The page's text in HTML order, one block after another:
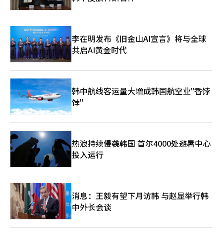
要，但更重要的是他们在哪里停留和消费。如果实现3000万游
客，但大多数仍停留在首尔和首都圈，那么就难以评估旅游业的成
果是否扩展到整个韩国。 游客需要向地方移动，延长住宿时间，
在当地餐馆用餐，消费地方文化和旅游产品。只有这样，游客的增
加才能与地方经济和就业相连接。 人工智能可以缩小地方旅游的
信息差距。它能够找到符合游客偏好的地区，并将交通、住宿、餐
的外国游客可以得到人工智能的个性化旅行指导。 3000万时代的
成功与否，不仅取决于有多少人来到韩国，还取决于他们去哪里、
停留多久以及在哪里消费。 K-文化爱好者转变为韩国游客 韩国拥
有与其他旅游竞争国不同的资产，那就是K-文化。全球人民通过听
韩国音乐、观看电视剧和电影、品尝韩国美食以及使用化妆品与韩
国建立了联系。 现在，旅游业的任务是将这种关注转化为实际的
访问。人工智能可以分析游客的兴趣，将喜欢的内容与相关的地
点、食物、表演、购物和地方旅游连接成一个旅行。 从向所有人
推广同样的韩国，转变为展示每个人想看到的韩国。将K-文化的粉
丝转化为韩国游客，并将这些游客从首尔扩展到地方，是3000万
时代的重要任务。 人工智能无法替代旅行的感动 人工智能并不能
遇见新的人，品尝美食，经历意想不到的时刻，这就是旅行。 无
论人工智能多么先进，都无法替代在庆州的夜晚漫步、在传统市场
品尝美食或在K-流行音乐演唱会上感受到的感动。 人工智能的角
色不是消除人的体验，而是帮助寻找更好的体验。发现符合旅行者
偏好的地点，减少语言和移动的不便，并在需要时提供准确的信
今年进口车排名第四的中国比亚迪也在加大攻势。比亚迪根据韩国
市场消费者对混合动力的偏好，推出了下半年期待的PHEV SUV'海
充电系统的中型电动SUV'极氪7X'，预订量已突破1000辆，反响热
烈。 现代汽车推出了国民车地位的紧凑型轿车'全新阿凡达（The
all new AVANTE，以下简称阿凡达）'。这是时隔六年推出的第八
代全面改款车型，具有：△以精致的线条和面为基础的大胆设计
△车身尺寸扩大至中型轿车水平 △全球最高水平的安全性 △兼顾
性能与效率的驾驶完成度 △应用先进的便利和数字化配置等特
点。 阿凡达提供2.0汽油和1.6混合动力两种动力系统，分为现代、
豪华和灵感三种配置，价格在2300万至3000万韩元之间。新车在
开始接受预订的首日便突破1万单，创下了历史最高纪录，超过了
2020年4月推出的第七代阿凡达首日的1万58辆的成绩。 现代汽车
相关人士表示：“在电动化和SDV时代，客户的期望值不断提高，
因此全新阿凡达从基础配置开始就具备高性价比，并通过多样化选
择提供先进的出行体验。未来我们将继续以客户为中心，提供更好
的价值。”※ 本报道经人工智能（AI）系统翻译与编辑。
场营销到收入确认等全过程都要直接执行，虽然可以期待较高的盈
副会长李承圭表示，SK生物制药通过自主研发新药和全球临床试
验建立了当地网络，而Celltrion则在扩大生物类似药业务的同
时，积累了与保险公司和PBM的谈判能力和市场营销能力，为直接
销售奠定了基础。他指出，这并不是依靠单一产品就能决定成败的
业务模式，而是需要长期积累全球临床和当地销售能力。 李承圭
副会长表示：“直接销售是一种需要全球经验、当地网络和资金实
力共同支持的战略，理解市场和具备市场营销能力是提高成功可能
性的关键。”※ 本报道经人工智能（AI）系统翻译与编辑。
以上为回头客。2024年春夏季节的平均客单价相比2026年春夏季
节增加了约30%。 这种消费变化与对日本的认知改善密切相关。
东亚研究院与日本国际文化会馆在上个月17日至21日对1547名韩
国人和1552名日本人进行的调查显示，54.3%的韩国人对日本持
有良好印象，这是自2013年调查开始以来的最高比例。认为日本
积极的原因中，“友好和重视秩序的国民性（66.9%）”位居第
一，其次是“饮食文化及购物、旅行的魅力（43.9%）”。 前往日
本旅行的人数增加也在扩大商品消费的接触面。根据日本政府观光
局的数据，今年上半年访问日本的韩国人数达到567万5100人，同
比增长18.6%，成为各国游客中访问人数最多的国家。业内人士表
示：“过去，政治和外交问题直接影响日本产品的购买，但现在消
费者更关注价格、质量和设计等商品本身。随着在日本旅行中接触
不断扩大。”※ 本报道经人工智能（AI）系统翻译与编辑。
国游客来韩时必买的“必需品”。 随着外国游客的特殊需求与国
内消费者的精打细算趋势相结合，大创正在创下自成立以来的最高
业绩。大创的2025年销售额达到4兆5363亿韩元，同比增长
14.3%。营业利润也增长了19.2%，达到了4424亿韩元，首次突破
4000亿韩元。与2021年约2兆6000亿韩元的销售额相比，仅四年
时间增长了约74%。 大创相关人士表示：“我们成功转型为不仅
仅是低价生活用品店，而是涵盖K-美容的韩国代表购物平台。”并
不断增加。”※ 本报道经人工智能（AI）系统翻译与编辑。
李在明发布《旧金山AI宣言》将与全球
共启AI黄金时代
韩中航线客运量大增成韩国航空业"香饽
饽"
热浪持续侵袭韩国 首尔4000处避暑中心
投入运行
消息：王毅有望下月访韩 与赵显举行韩
中外长会谈